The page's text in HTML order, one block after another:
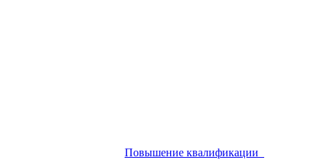
Повышение квалификации